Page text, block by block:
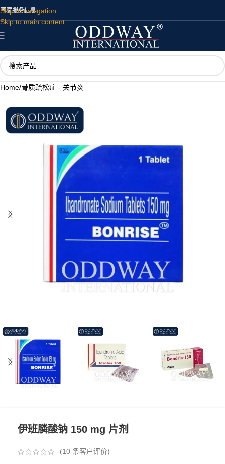
Skip to navigation
Skip to main content
国家服务信息
Home/骨质疏松症 - 关节炎
伊班膦酸钠 150 mg 片剂
(10 条客户评价)